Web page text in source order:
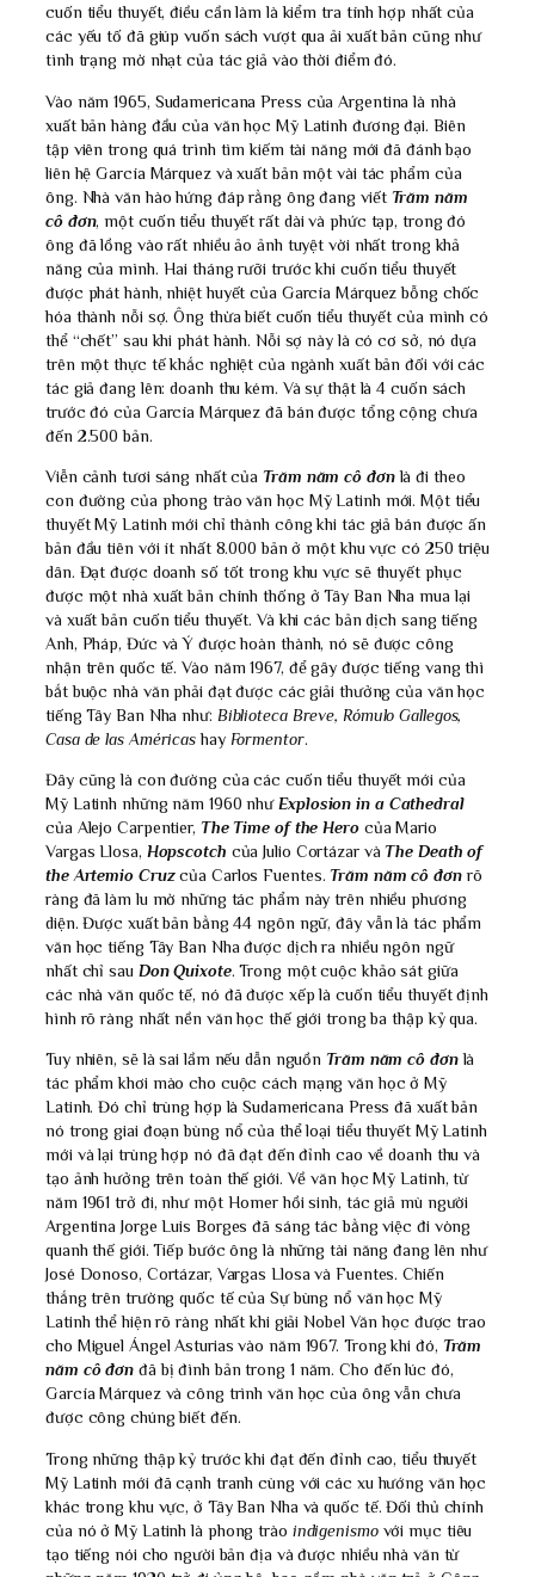
cuốn tiểu thuyết, điều cần làm là kiểm tra tính hợp nhất của
các yếu tố đã giúp vuốn sách vượt qua ải xuất bản cũng như
tình trạng mờ nhạt của tác giả vào thời điểm đó.
Vào năm 1965, Sudamericana Press của Argentina là nhà
xuất bản hàng đầu của văn học Mỹ Latinh đương đại. Biên
tập viên trong quá trình tìm kiếm tài năng mới đã đánh bạo
liên hệ García Márquez và xuất bản một vài tác phẩm của
ông. Nhà văn hào hứng đáp rằng ông đang viết Trăm năm
cô đơn, một cuốn tiểu thuyết rất dài và phức tạp, trong đó
ông đã lồng vào rất nhiều ảo ảnh tuyệt vời nhất trong khả
năng của mình. Hai tháng rưỡi trước khi cuốn tiểu thuyết
được phát hành, nhiệt huyết của García Márquez bỗng chốc
hóa thành nỗi sợ. Ông thừa biết cuốn tiểu thuyết của mình có
thể “chết” sau khi phát hành. Nỗi sợ này là có cơ sở, nó dựa
trên một thực tế khắc nghiệt của ngành xuất bản đối với các
tác giả đang lên: doanh thu kém. Và sự thật là 4 cuốn sách
trước đó của García Márquez đã bán được tổng cộng chưa
đến 2.500 bản.
Viễn cảnh tươi sáng nhất củaTrăm năm cô đơnlà đi theo
con đường của phong trào văn học Mỹ Latinh mới. Một tiểu
thuyết Mỹ Latinh mới chỉ thành công khi tác giả bán được ấn
bản đầu tiên với ít nhất 8.000 bản ở một khu vực có 250 triệu
dân. Đạt được doanh số tốt trong khu vực sẽ thuyết phục
được một nhà xuất bản chính thống ở Tây Ban Nha mua lại
và xuất bản cuốn tiểu thuyết. Và khi các bản dịch sang tiếng
Anh, Pháp, Đức và Ý được hoàn thành, nó sẽ được công
nhận trên quốc tế. Vào năm 1967, để gây được tiếng vang thì
bắt buộc nhà văn phải đạt được các giải thưởng của văn học
tiếng Tây Ban Nha như: Biblioteca Breve, Rómulo Gallegos,
Casa de las Américashay Formentor.
Đây cũng là con đường của các cuốn tiểu thuyết mới của
Mỹ Latinh những năm 1960 như Explosion in a Cathedral
của Alejo Carpentier, The Time of the Hero của Mario
Vargas Llosa, Hopscotch của Julio Cortázar vàThe Death of
the Artemio Cruzcủa Carlos Fuentes.Trăm năm cô đơnrõ
ràng đã làm lu mờ những tác phẩm này trên nhiều phương
diện. Được xuất bản bằng 44 ngôn ngữ, đây vẫn là tác phẩm
văn học tiếng Tây Ban Nha được dịch ra nhiều ngôn ngữ
nhất chỉ sau Don Quixote. Trong một cuộc khảo sát giữa
các nhà văn quốc tế, nó đã được xếp là cuốn tiểu thuyết định
hình rõ ràng nhất nền văn học thế giới trong ba thập kỷ qua.
Tuy nhiên, sẽ là sai lầm nếu dẫn nguồnTrăm năm cô đơnlà
tác phẩm khơi mào cho cuộc cách mạng văn học ở Mỹ
Latinh. Đó chỉ trùng hợp là Sudamericana Press đã xuất bản
nó trong giai đoạn bùng nổ của thể loại tiểu thuyết Mỹ Latinh
mới và lại trùng hợp nó đã đạt đến đỉnh cao về doanh thu và
tạo ảnh hưởng trên toàn thế giới. Về văn học Mỹ Latinh, từ
năm 1961 trở đi, như một Homer hồi sinh, tác giả mù người
Argentina Jorge Luis Borges đã sáng tác bằng việc đi vòng
quanh thế giới. Tiếp bước ông là những tài năng đang lên như
José Donoso, Cortázar, Vargas Llosa và Fuentes. Chiến
thắng trên trường quốc tế của Sự bùng nổ văn học Mỹ
Latinh thể hiện rõ ràng nhất khi giải Nobel Văn học được trao
cho Miguel Ángel Asturias vào năm 1967. Trong khi đó, Trăm
năm cô đơn đã bị đình bản trong 1 năm. Cho đến lúc đó,
García Márquez và công trình văn học của ông vẫn chưa
được công chúng biết đến.
Trong những thập kỷ trước khi đạt đến đỉnh cao, tiểu thuyết
Mỹ Latinh mới đã cạnh tranh cùng với các xu hướng văn học
khác trong khu vực, ở Tây Ban Nha và quốc tế. Đối thủ chính
của nó ở Mỹ Latinh là phong trào indigenismo với mục tiêu
tạo tiếng nói cho người bản địa và được nhiều nhà văn từ